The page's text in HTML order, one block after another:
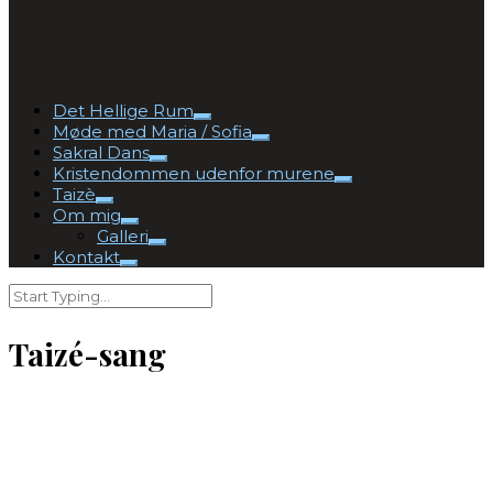
Det Hellige Rum
Møde med Maria / Sofia
Sakral Dans
Kristendommen udenfor murene
Taizè
Om mig
Galleri
Kontakt
Taizé-sang